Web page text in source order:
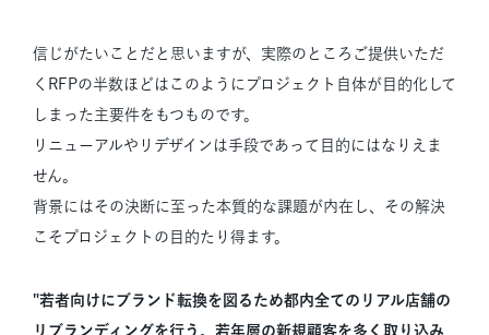
信じがたいことだと思いますが、実際のところご提供いただ
くRFPの半数ほどはこのようにプロジェクト自体が目的化して
しまった主要件をもつものです。
リニューアルやリデザインは手段であって目的にはなりえま
せん。
背景にはその決断に至った本質的な課題が内在し、その解決
こそプロジェクトの目的たり得ます。
"若者向けにブランド転換を図るため都内全てのリアル店舗の
リブランディングを行う。若年層の新規顧客を多く取り込み